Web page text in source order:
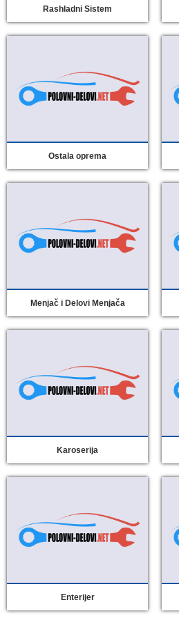
Rashladni Sistem
Ostala oprema
Menjač i Delovi Menjača
Karoserija
Enterijer